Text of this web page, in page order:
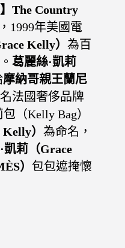
The Country
，1999年美國電
Kelly） 為百
葛麗絲·凱莉
摩納哥親王蘭尼
名法國奢侈品牌
包（Kelly Bag）
Kelly） 為命名，
凱莉（Grace
） 包包遮掩懷